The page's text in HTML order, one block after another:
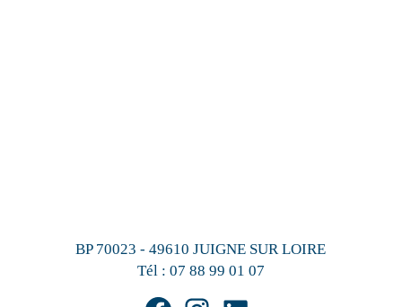
BP 70023 - 49610 JUIGNE SUR LOIRE
Tél : 07 88 99 01 07